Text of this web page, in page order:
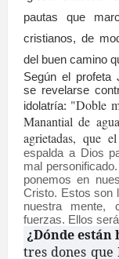
pautas que
cristianos, de
del buen camino
Según el profeta
se revelarse
idolatría: "Doble
Manantial de
agrietadas, que
espalda a Dios
mal
ponemos en
Cristo. Estos son
nuestra mente,
fuerzas. Ellos
¿Dónde están
tres dones que